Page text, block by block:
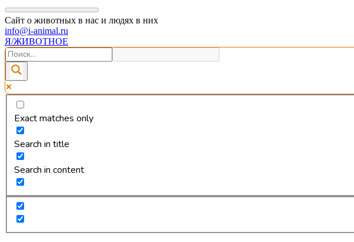
Сайт о животных в нас и людях в них
info@i-animal.ru
Я/ЖИВОТНОЕ
Exact matches only
Search in title
Search in content